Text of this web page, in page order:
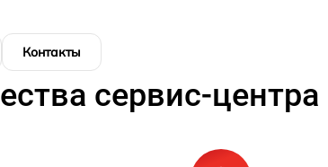
Контакты
сервис-центра